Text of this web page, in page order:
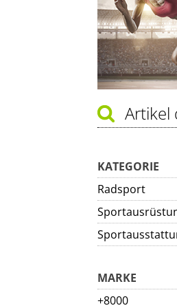
Artikel
KATEGORIE
Radsport
MARKE
+8000